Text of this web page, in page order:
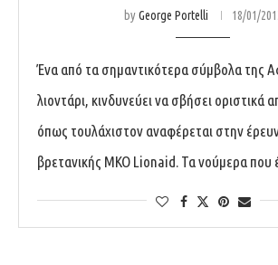
byGeorge Portelli 18/01/
Ένα από τα σημαντικότερα σύμβολα της
λιοντάρι, κινδυνεύει να σβήσει οριστικά
όπως τουλάχιστον αναφέρεται στην
βρετανικής ΜΚΟ Lionaid. Τα νούμερα